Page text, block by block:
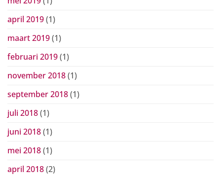
april 2019(1)
maart 2019(1)
februari 2019(1)
november 2018(1)
september 2018(1)
juli 2018(1)
juni 2018(1)
mei 2018(1)
april 2018(2)